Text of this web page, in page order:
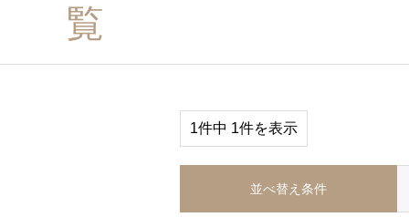
覧
1件中 1件を表示
並べ替え条件